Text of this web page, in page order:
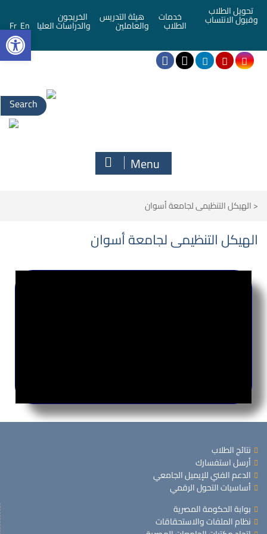
تحويل الطلاب
وقبول الانتساب خدمات
الطلاب
هيئة التدريس
والعاملين
الخريجون
والدراسات العليا En
Fr
Menu
<الهيكل التنظيمى لجامعة أسوان
الهيكل التنظيمى لجامعة أسوان
نتائج الطلاب
أرسل استفسارك
الدعم الفني للإيميل الجامعي
أساسيات التحول الرقمي
بوابة الحكومة المصرية
نظام الملفات والاستحقاقات